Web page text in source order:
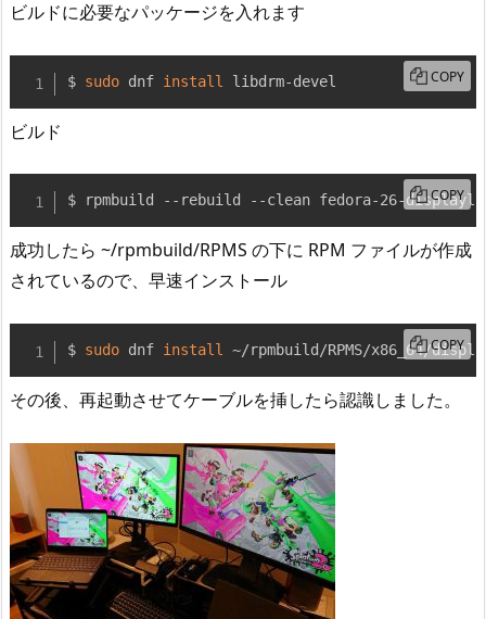
ビルドに必要なパッケージを入れます
$ sudo dnf install libdrm-devel COPY
ビルド
$ rpmbuild --rebuild --clean fedora-26- COPY
成功したら ~/rpmbuild/RPMS の下に RPM ファイルが作成
されているので、早速インストール
$ sudo dnf install ~/rpmbuild/RPMS/x86_64/ COPY
その後、再起動させてケーブルを挿したら認識しました。